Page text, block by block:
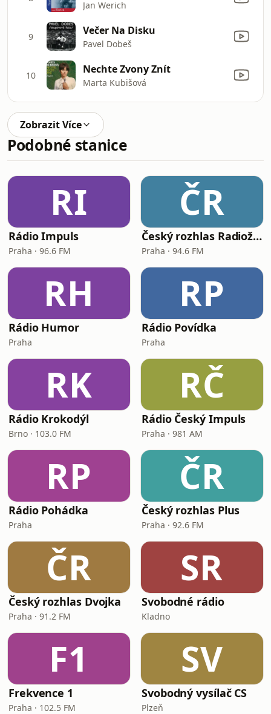
Jan Werich
9 Večer Na Disku
Pavel Dobeš
10 Nechte Zvony Znít
Marta Kubišová
Zobrazit Více
Podobné stanice
RI
Rádio Impuls
Praha · 96.6 FM
ČR
Český rozhlas Radiožurnál
Praha · 94.6 FM
RH
Rádio Humor
Praha
RP
Rádio Povídka
Praha
RK
Rádio Krokodýl
Brno · 103.0 FM
RČ
Rádio Český Impuls
Praha · 981 AM
RP
Rádio Pohádka
Praha
ČR
Český rozhlas Plus
Praha · 92.6 FM
ČR
Český rozhlas Dvojka
Praha · 91.2 FM
SR
Svobodné rádio
Kladno
F1
Frekvence 1
Praha · 102.5 FM
SV
Svobodný vysílač CS
Plzeň